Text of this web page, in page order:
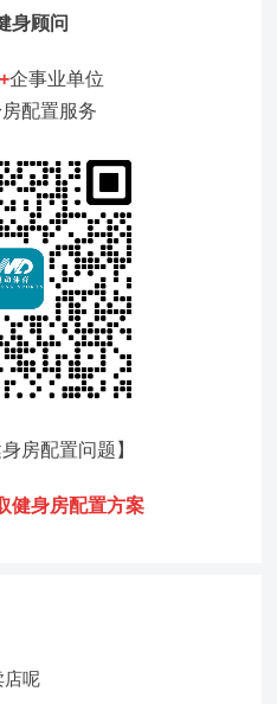
身顾问
企事业单位
配置服务
身房配置问题 】
健身房配置方案
店呢